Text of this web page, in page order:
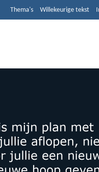
Thema's Willekeurige tekst